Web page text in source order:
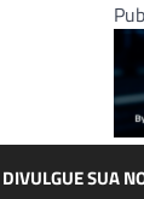
DIVULGUE SUA